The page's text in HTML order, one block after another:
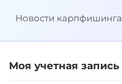
Новости карпфишинга
Моя учетная запись